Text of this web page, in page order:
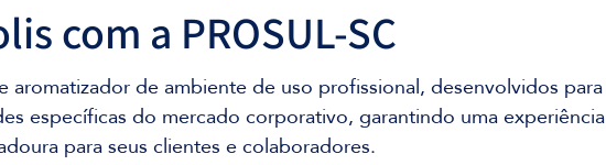
com a PROSUL-SC
aromatizador de ambiente de uso profissional, desenvolvidos para
específicas do mercado corporativo, garantindo uma experiência
para seus clientes e colaboradores.